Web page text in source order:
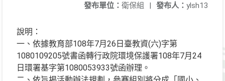
發布人： ylsh13
發布單位： 衛保組 |
說明：
一、依據教育部108年7月26日臺教資(六)字第
1080109205號書函轉行政院環境保護署108年7月24
日環署基字第1080053933號函辦理。